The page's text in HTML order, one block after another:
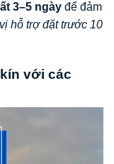
3–5 ngày để đảm
hỗ trợ đặt trước 10
với các